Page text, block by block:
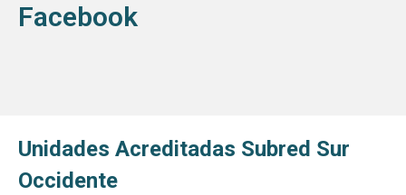
Facebook
Unidades Acreditadas Subred Sur
Occidente